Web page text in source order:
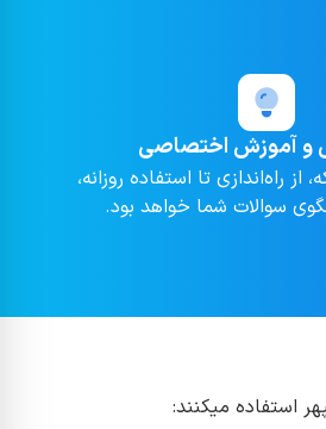
و آموزش اختصاصی
راه‌اندازی تا استفاده روزانه،
سوالات شما خواهد بود.
استفاده میکنند: